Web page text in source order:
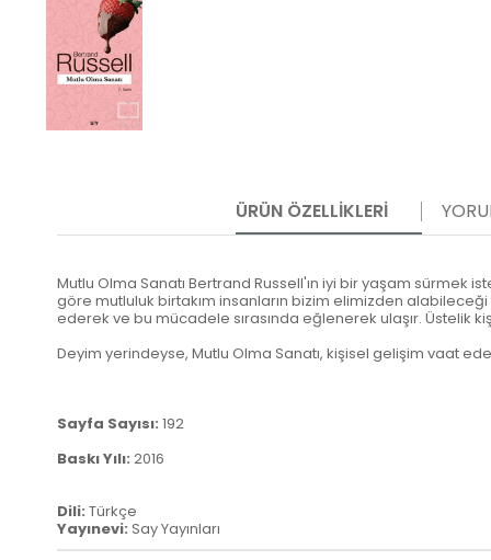
ÜRÜN ÖZELLIKLERI
Mutlu Olma Sanatı Bertrand Russell'ın iyi bir yaşam sürmek
göre mutluluk birtakım insanların bizim elimizden
ederek ve bu mücadele sırasında eğlenerek ulaşır. Üstelik
Deyim yerindeyse, Mutlu Olma Sanatı, kişisel gelişim vaat
Sayfa Sayısı: 192
Baskı Yılı: 2016
Dili: Türkçe
Yayınevi: Say Yayınları